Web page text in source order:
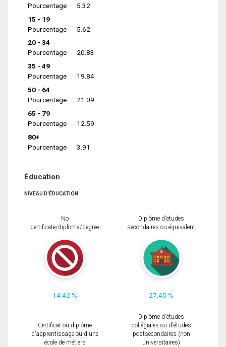
Pourcentage
5.32
15 - 19
Pourcentage
5.62
20 - 34
Pourcentage
20.83
35 - 49
Pourcentage
19.84
50 - 64
Pourcentage
21.09
65 - 79
Pourcentage
12.59
80+
Pourcentage
3.91
Éducation
NIVEAU D'ÉDUCATION
No
certificate/diploma/degree
14.42 %
Diplôme d'études
secondaires ou équivalent
27.45 %
Certificat ou diplôme
d'apprentissage ou d'une
école de métiers
Diplôme d'études
collégiales ou d'études
postsecondaires (non
universitaires)